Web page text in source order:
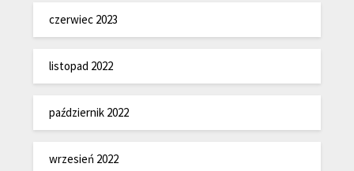
czerwiec 2023
listopad 2022
październik 2022
wrzesień 2022